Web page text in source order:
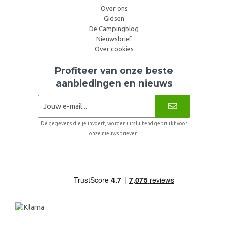
Over ons
Gidsen
De Campingblog
Nieuwsbrief
Over cookies
Profiteer van onze beste
aanbiedingen en nieuws
De gegevens die je invoert, worden uitsluitend gebruikt voor
onze nieuwsbrieven.